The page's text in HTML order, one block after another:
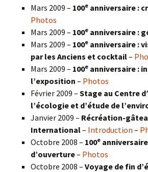
Mars 2009 – 100e anniversaire :
Photos
Mars 2009 – 100e anniversaire :
Mars 2009 – 100e anniversaire :
par les Anciens et cocktail–
Mars 2009 – 100e anniversaire :
l’exposition – Photos
Février 2009 – Stage au Centre
l’écologie et d’étude de
Janvier 2009 – Récréation-
International– Introduction –
Octobre 2008 – 100e
d’ouverture– Photos
Octobre 2008 – Voyage de fin